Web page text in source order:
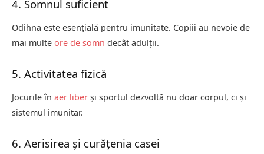
4. Somnul suficient
Odihna este esențială pentru imunitate. Copiii au nevoie de
mai multe ore de somn decât adulții.
5. Activitatea fizică
Jocurile în aer liber și sportul dezvoltă nu doar corpul, ci și
sistemul imunitar.
6. Aerisirea și curățenia casei